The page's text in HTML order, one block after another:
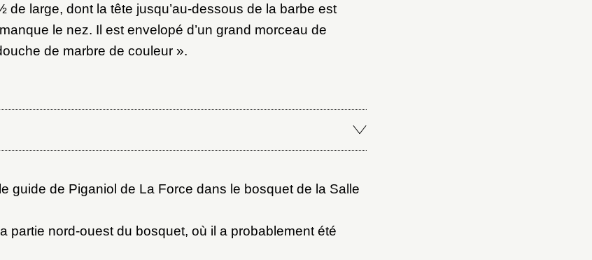
de large, dont la tête jusqu’au-dessous de la barbe est
le nez. Il est envelopé d’un grand morceau de
de marbre de couleur ».
guide de Piganiol de La Force dans le bosquet de la Salle
partie nord-ouest du bosquet, où il a probablement été
Fermer
Fermer
passe